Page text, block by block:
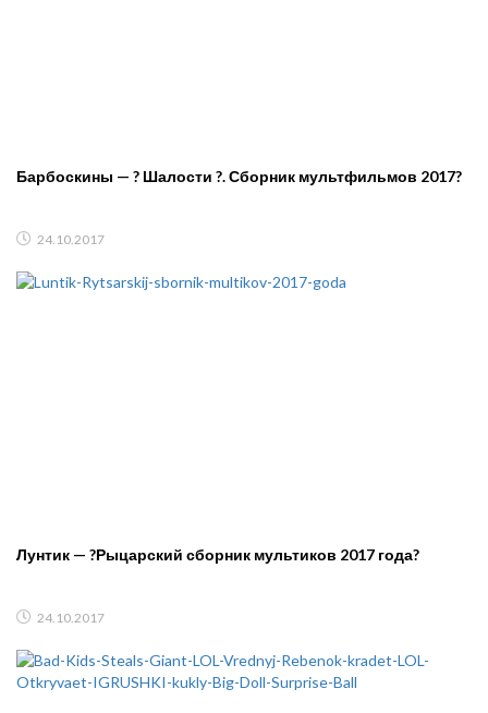
Барбоскины — ? Шалости ?. Сборник мультфильмов 2017?
24.10.2017
Лунтик — ?Рыцарский сборник мультиков 2017 года?
24.10.2017